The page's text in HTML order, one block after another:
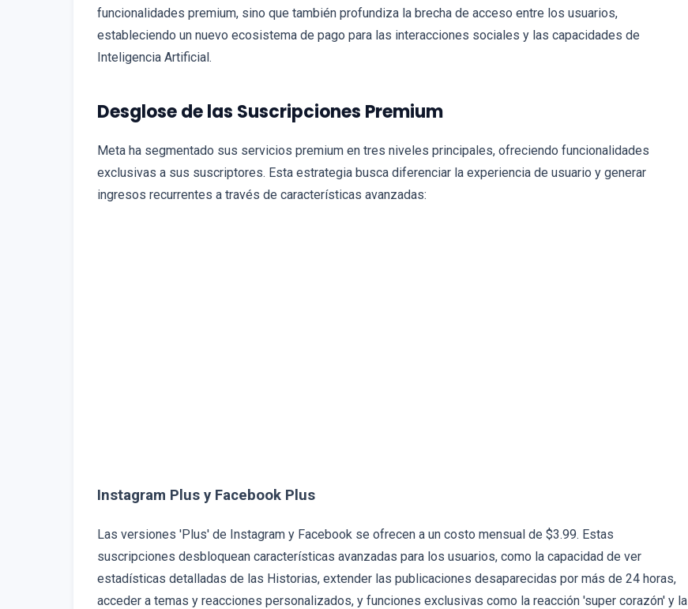
funcionalidades premium, sino que también profundiza la brecha de acceso entre los usuarios,
estableciendo un nuevo ecosistema de pago para las interacciones sociales y las capacidades de
Inteligencia Artificial.
Desglose de las Suscripciones Premium
Meta ha segmentado sus servicios premium en tres niveles principales, ofreciendo funcionalidades
exclusivas a sus suscriptores. Esta estrategia busca diferenciar la experiencia de usuario y generar
ingresos recurrentes a través de características avanzadas:
Instagram Plus y Facebook Plus
Las versiones 'Plus' de Instagram y Facebook se ofrecen a un costo mensual de $3.99. Estas
suscripciones desbloquean características avanzadas para los usuarios, como la capacidad de ver
estadísticas detalladas de las Historias, extender las publicaciones desaparecidas por más de 24 horas,
acceder a temas y reacciones personalizados, y funciones exclusivas como la reacción 'super corazón' y la